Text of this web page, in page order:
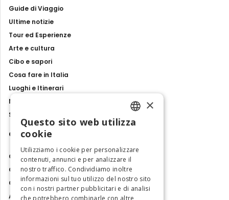
Guide di Viaggio
Ultime notizie
Tour ed Esperienze
Arte e cultura
Cibo e sapori
Cosa fare in Italia
Luoghi e Itinerari
Mostre, eventi e spettacoli
Storie e tradizioni
Contatti
Chi siamo
Collabora con noi
Contatti
Ambasciatrice dell'Eccellenza
ENGLISH
ITALIAN
×
Questo sito web utilizza
cookie
Utilizziamo i cookie per personalizzare
contenuti, annunci e per analizzare il
nostro traffico. Condividiamo inoltre
informazioni sul tuo utilizzo del nostro sito
con i nostri partner pubblicitari e di analisi
che potrebbero combinarle con altre